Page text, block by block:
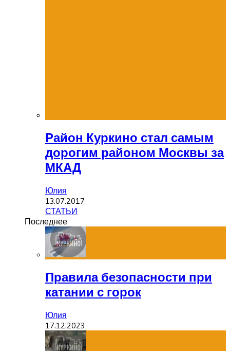
Район Куркино стал самым
дорогим районом Москвы за
МКАД
Юлия
13.07.2017
СТАТЬИ
Последнее
Правила безопасности при
катании с горок
Юлия
17.12.2023